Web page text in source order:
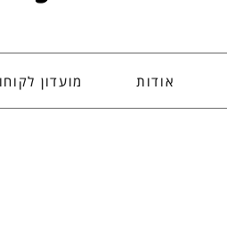
אודות מועדון